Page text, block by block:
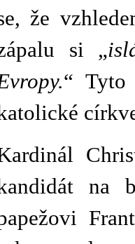
že
si „
“ Tyto
na